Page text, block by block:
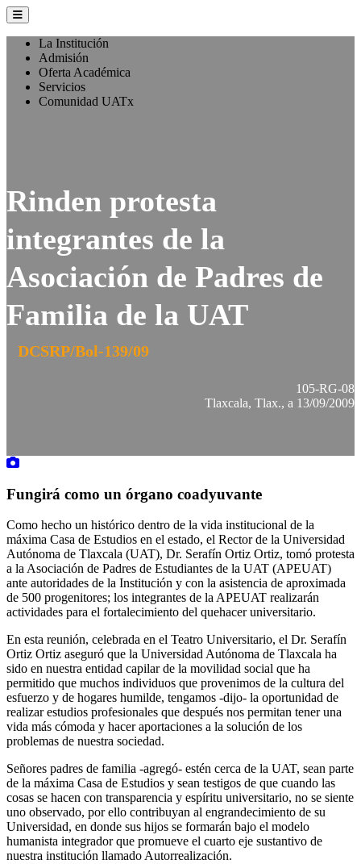
La Institución
Admisión
Oferta Académica
Servicios
Comunidad UATx
Rinden protesta
integrantes de la
Asociación de Padres de
Familia de la UAT
DCSRP/Bol-139/09
105-RG-08
Tlaxcala, Tlax., a 13/09/2009
Fungirá como un órgano coadyuvante
Como hecho un histórico dentro de la vida institucional de la
máxima Casa de Estudios en el estado, el Rector de la Universidad
Autónoma de Tlaxcala (UAT), Dr. Serafín Ortiz Ortiz, tomó protesta
a la Asociación de Padres de Estudiantes de la UAT (APEUAT)
ante autoridades de la Institución y con la asistencia de aproximada
de 500 progenitores; los integrantes de la APEUAT realizarán
actividades para el fortalecimiento del quehacer universitario.
En esta reunión, celebrada en el Teatro Universitario, el Dr. Serafín
Ortiz Ortiz aseguró que la Universidad Autónoma de Tlaxcala ha
sido en nuestra entidad capilar de la movilidad social que ha
permitido que muchos individuos que provenimos de la cultura del
esfuerzo y de hogares humilde, tengamos -dijo- la oportunidad de
realizar estudios profesionales que después nos permitan tener una
vida más cómoda y hacer aportaciones a la solución de los
problemas de nuestra sociedad.
Señores padres de familia -agregó- estén cerca de la UAT, sean parte
de la máxima Casa de Estudios y sean testigos de que cuando las
cosas se hacen con transparencia y espíritu universitario, no se siente
uno observado, por ello contribuyan al engrandecimiento de su
Universidad, en donde sus hijos se formarán bajo el modelo
humanista integrador que promueve el cuarto eje sustantivo de
nuestra institución llamado Autorrealización.